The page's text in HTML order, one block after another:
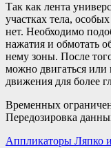
Так как лента
участках тела,
нет. Необходимо
нажатия и обмотать
нему зоны. После
можно двигаться
движения для более
Временных
Передозировка
Аппликаторы Ляпко